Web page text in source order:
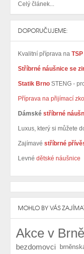
Celý článek...
DOPORUČUJEME:
Kvalitní příprava na
Stříbrné náušnice se
Statik Brno STENG -
Příprava na přijímací
Dámské stříbrné
Luxus, který si můžete
Zajímavé stříbrné
Levné dětské náušnice
MOHLO BY VÁS
Akce v Brně
bezdomovci